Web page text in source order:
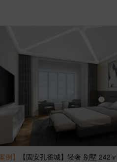
例】 【固安孔雀城】轻奢 别墅 242㎡